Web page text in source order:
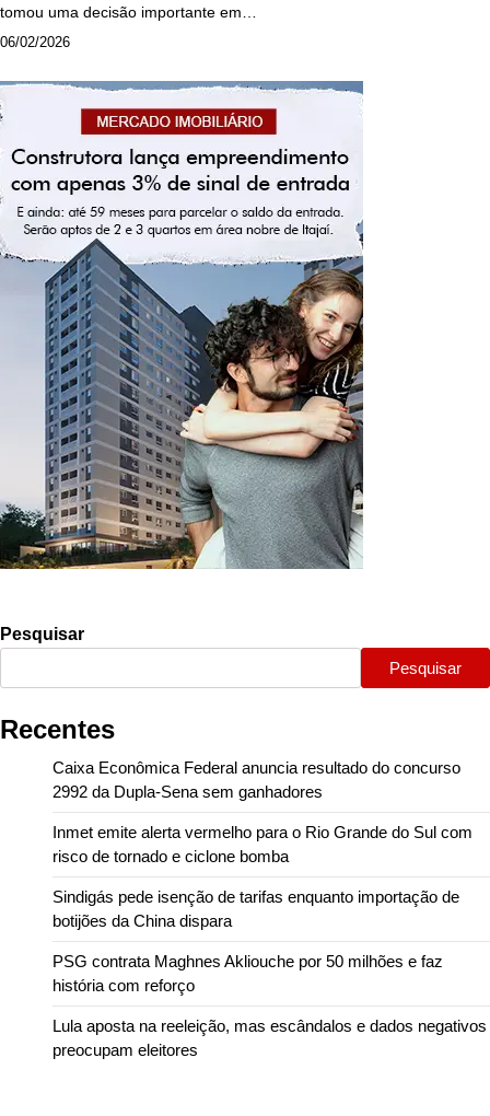
tomou uma decisão importante em…
06/02/2026
Pesquisar
Pesquisar
Recentes
Caixa Econômica Federal anuncia resultado do concurso
2992 da Dupla-Sena sem ganhadores
Inmet emite alerta vermelho para o Rio Grande do Sul com
risco de tornado e ciclone bomba
Sindigás pede isenção de tarifas enquanto importação de
botijões da China dispara
PSG contrata Maghnes Akliouche por 50 milhões e faz
história com reforço
Lula aposta na reeleição, mas escândalos e dados negativos
preocupam eleitores